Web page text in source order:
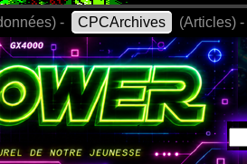
- CPCArchives (Articles) -